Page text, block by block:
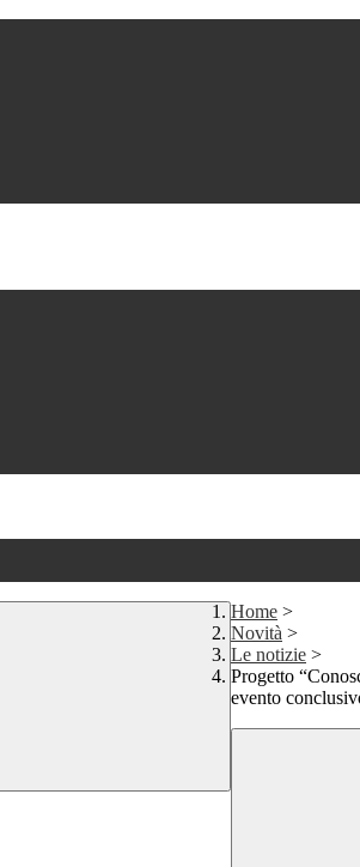
Home >
Novità >
Le notizie >
Progetto
evento